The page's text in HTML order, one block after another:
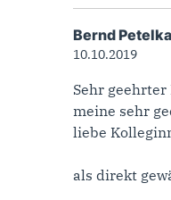
Bernd
10.10.2019
Sehr
meine sehr
liebe
als direkt